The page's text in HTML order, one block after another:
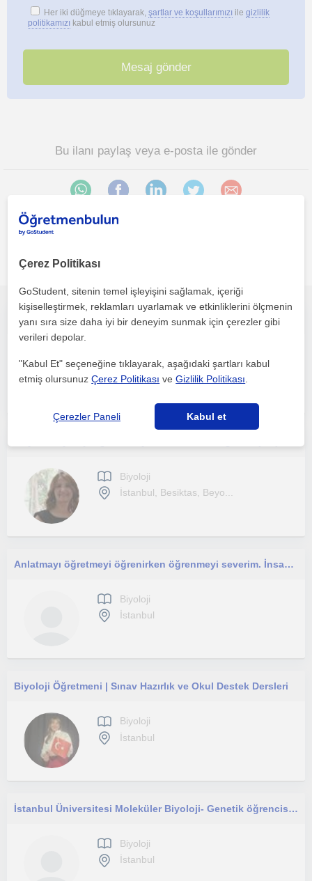
Her iki düğmeye tıklayarak, şartlar ve koşullarımızı ile gizlilik
politikamızı kabul etmiş olursunuz
Bu ilanı paylaş veya e-posta ile gönder
İstanbul
Biyoloji
İstanbul, Besiktas, Beyo...
Anlatmayı öğretmeyi öğrenirken öğrenmeyi severim. İnsanlarla iletişimim iyidir.
Biyoloji
İstanbul
Biyoloji Öğretmeni | Sınav Hazırlık ve Okul Destek Dersleri
Biyoloji
İstanbul
İstanbul Üniversitesi Moleküler Biyoloji- Genetik öğrencisi olarak yurtdışı ve yurtiçi kurumlarda tıbbı çalışmalar gerçekleştirdim
Biyoloji
İstanbul
Çerez Politikası
GoStudent, sitenin temel işleyişini sağlamak, içeriği
kişiselleştirmek, reklamları uyarlamak ve etkinliklerini ölçmenin
yanı sıra size daha iyi bir deneyim sunmak için çerezler gibi
verileri depolar.
"Kabul Et" seçeneğine tıklayarak, aşağıdaki şartları kabul
etmiş olursunuzÇerez Politikası veGizlilik Politikası
Çerezler Paneli Kabul et